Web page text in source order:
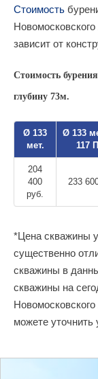
Стоимость
зависит от
Стоимость
глубину 73м.
Ø 133
мет.
Ø 133
117
204
400
руб.
233
*Цена скважины
существенно
скважины в
скважины на
можете